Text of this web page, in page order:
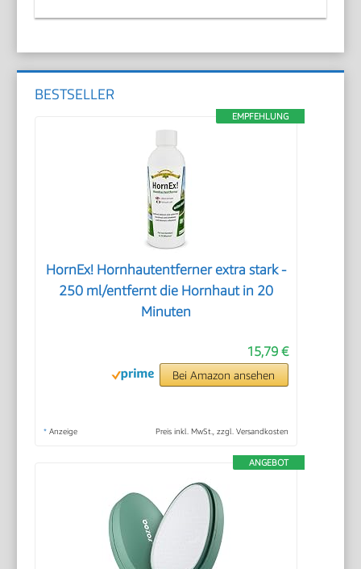
BESTSELLER
EMPFEHLUNG
HornEx! Hornhautentferner extra stark -
250 ml/entfernt die Hornhaut in 20
Minuten
15,79 €
Bei Amazon ansehen
* Anzeige Preis inkl. MwSt., zzgl. Versandkosten
ANGEBOT